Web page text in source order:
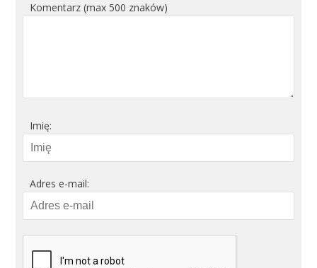
Komentarz (max 500 znaków)
Imię:
Adres e-mail: